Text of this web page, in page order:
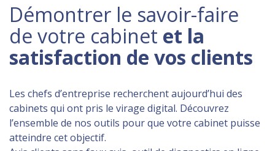
Démontrer le savoir-faire
de votre cabinet et la
satisfaction de vos clients
Les chefs d’entreprise recherchent aujourd’hui des
cabinets qui ont pris le virage digital. Découvrez
l’ensemble de nos outils pour que votre cabinet puisse
atteindre cet objectif.